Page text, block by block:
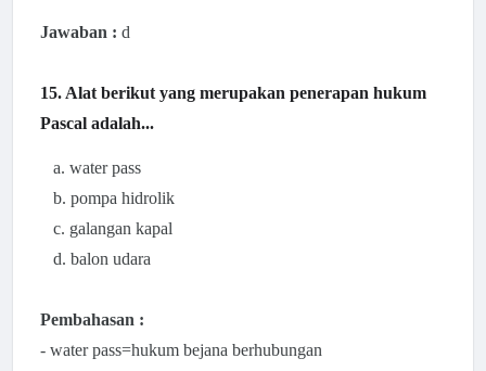
Jawaban : d
15. Alat berikut yang merupakan penerapan hukum
Pascal adalah...
a. water pass
b. pompa hidrolik
c. galangan kapal
d. balon udara
Pembahasan :
- water pass=hukum bejana berhubungan